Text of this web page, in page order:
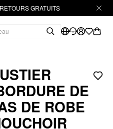
RETOURS GRATUITS
DE
DE ROBE